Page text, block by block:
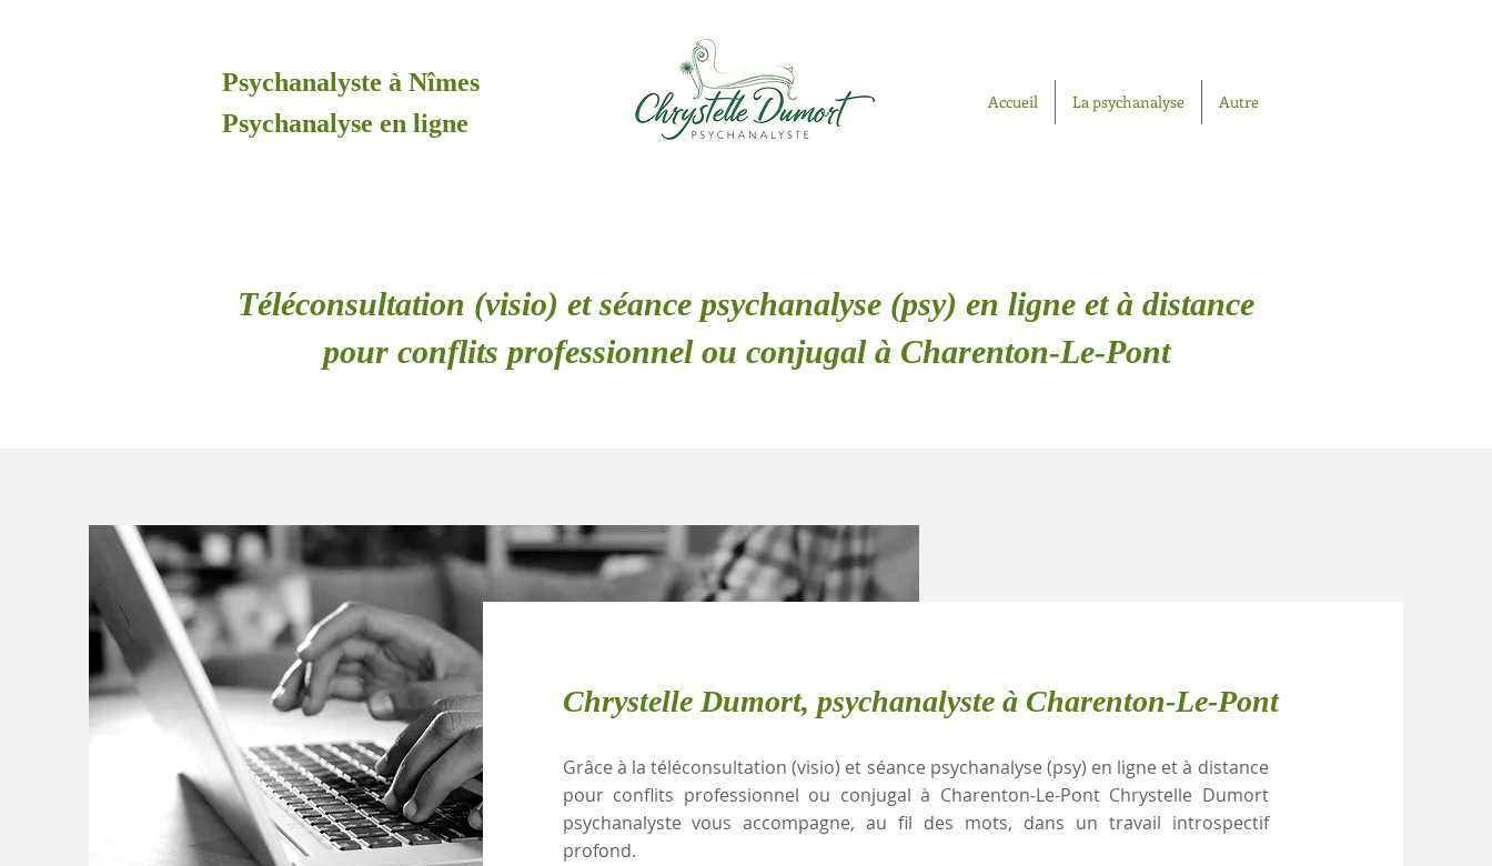
Psychanalyste à Nîmes
Psychanalyse en ligne
Accueil La psychanalyse Autre
Téléconsultation (visio) et séance psychanalyse (psy) en ligne et à distance
pour conflits professionnel ou conjugal à Charenton-Le-Pont
Chrystelle Dumort, psychanalyste à Charenton-Le-Pont
Grâce à la téléconsultation (visio) et séance psychanalyse (psy) en ligne et à distance
pour conflits professionnel ou conjugal à Charenton-Le-Pont Chrystelle Dumort
psychanalyste vous accompagne, au fil des mots, dans un travail introspectif
profond.